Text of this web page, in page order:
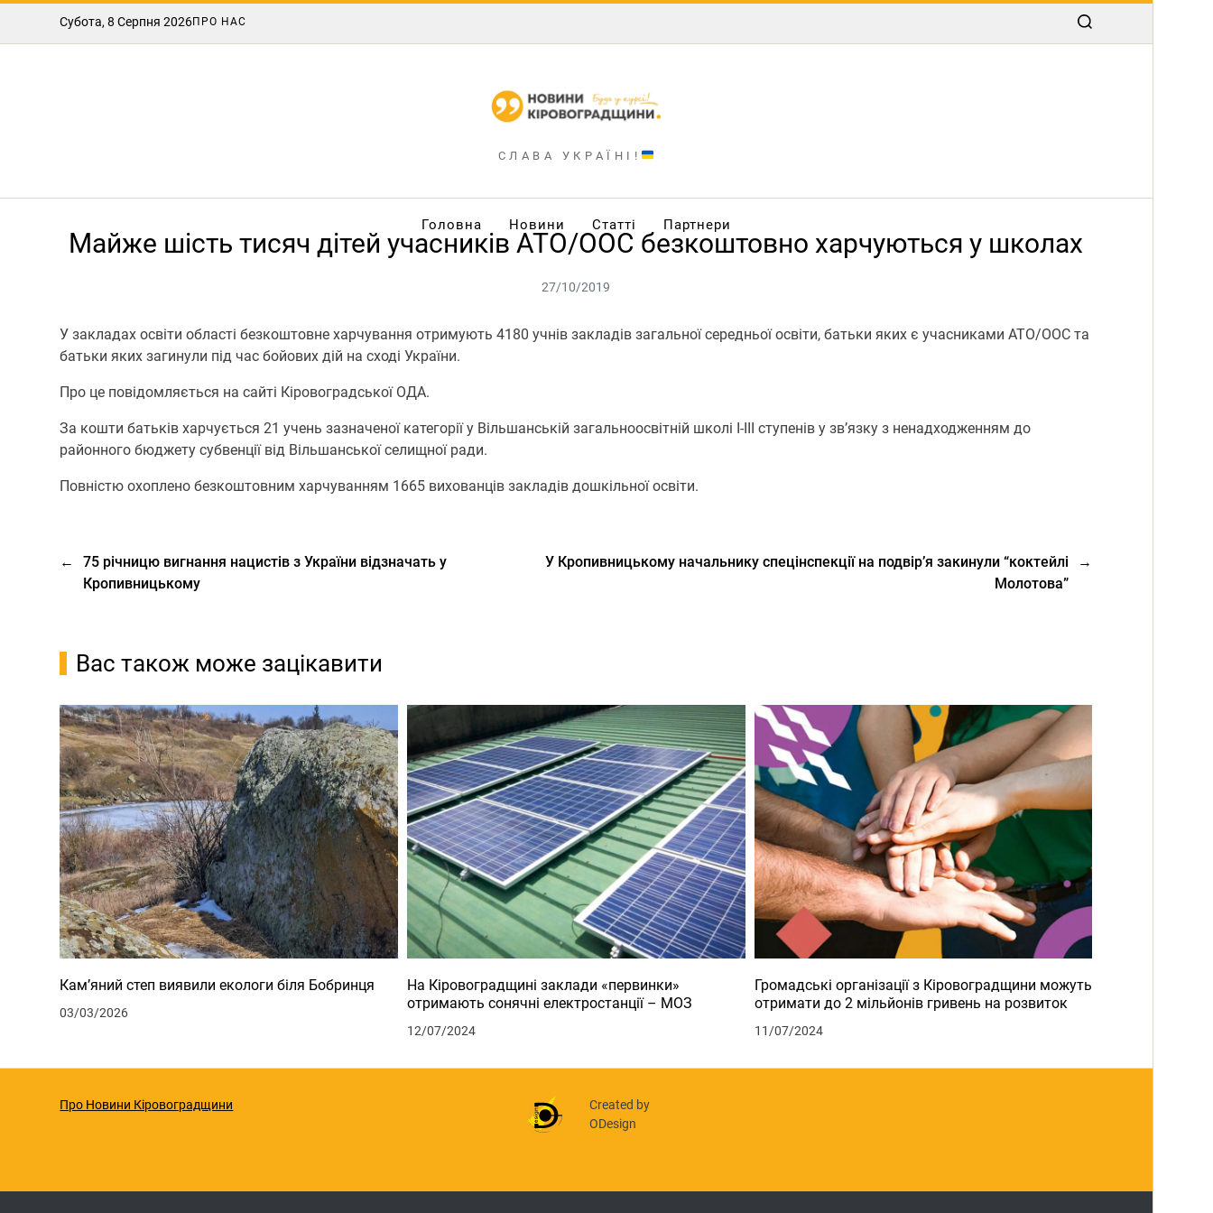
Субота, 8 Серпня 2026ПРО НАС
СЛАВА УКРАЇНІ!
Головна Новини Статті Партнери
Майже шість тисяч дітей учасників АТО/ООС безкоштовно харчуються у школах
27/10/2019
У закладах освіти області безкоштовне харчування отримують 4180 учнів закладів загальної середньої освіти, батьки яких є учасниками АТО/ООС та
батьки яких загинули під час бойових дій на сході України.
Про це повідомляється на сайті Кіровоградської ОДА.
За кошти батьків харчується 21 учень зазначеної категорії у Вільшанській загальноосвітній школі І-ІІІ ступенів у зв’язку з ненадходженням до
районного бюджету субвенції від Вільшанської селищної ради.
Повністю охоплено безкоштовним харчуванням 1665 вихованців закладів дошкільної освіти.
←
75 річницю вигнання нацистів з України відзначать у
Кропивницькому
→
У Кpопивницькому начальнику спецінспекції на подвіp’я закинули “коктейлі
Молотова”
Вас також може зацікавити
Кам’яний степ виявили екологи біля Бобринця
03/03/2026
На Кіровоградщині заклади «первинки»
отримають сонячні електростанції – МОЗ
12/07/2024
Громадські організації з Кіровоградщини можуть
отримати до 2 мільйонів гривень на розвиток
11/07/2024
Про Новини Кіровоградщини
Created by
ODesign